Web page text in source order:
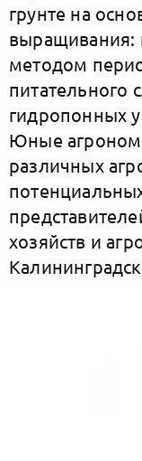
грунте на
выращивания:
методом
питательного
гидропонных
Юные
различных
хозяйств и